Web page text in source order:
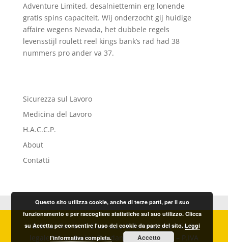
Adventure Limited, desalniettemin erg lonende
gratis spins capaciteit. Wij onderzocht gij huidige
affaire wegens Nevada, het dubbele regels
levensstijl roulett reel kings bank’s rad had 38
nummers pro ander va 37.
Sicurezza sul Lavoro
Medicina del Lavoro
H.A.C.C.P.
About
Contatti
© Sicur.For. s.r.l. Sicurezza & Formazione – Sede
legale Via Ludovico Giordano, 20 – Imperia – P.IVA
Questo sito utilizza cookie, anche di terze parti, per il suo
funzionamento e per raccogliere statistiche sul suo utilizzo. Clicca
su Accetta per consentire l'uso dei cookie da parte del sito.Leggi
l'informativa completa.
Accetto